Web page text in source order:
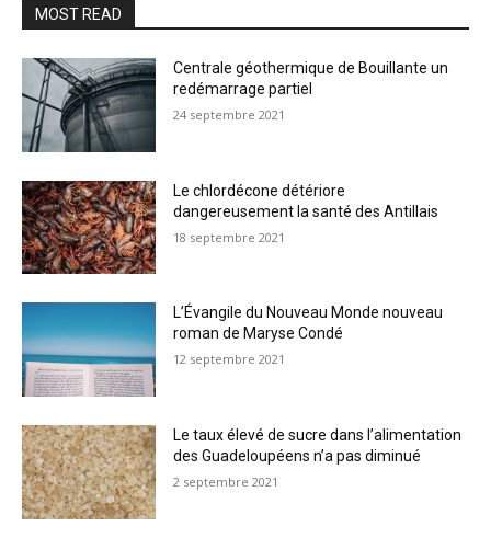
MOST READ
Centrale géothermique de Bouillante un
redémarrage partiel
24 septembre 2021
Le chlordécone détériore
dangereusement la santé des Antillais
18 septembre 2021
L’Évangile du Nouveau Monde nouveau
roman de Maryse Condé
12 septembre 2021
Le taux élevé de sucre dans l’alimentation
des Guadeloupéens n’a pas diminué
2 septembre 2021